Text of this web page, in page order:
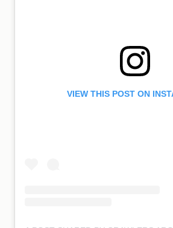
VIEW THIS POST ON